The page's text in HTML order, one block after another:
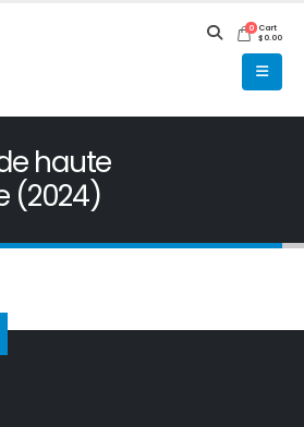
0 Cart
$0.00
haute
(2024)